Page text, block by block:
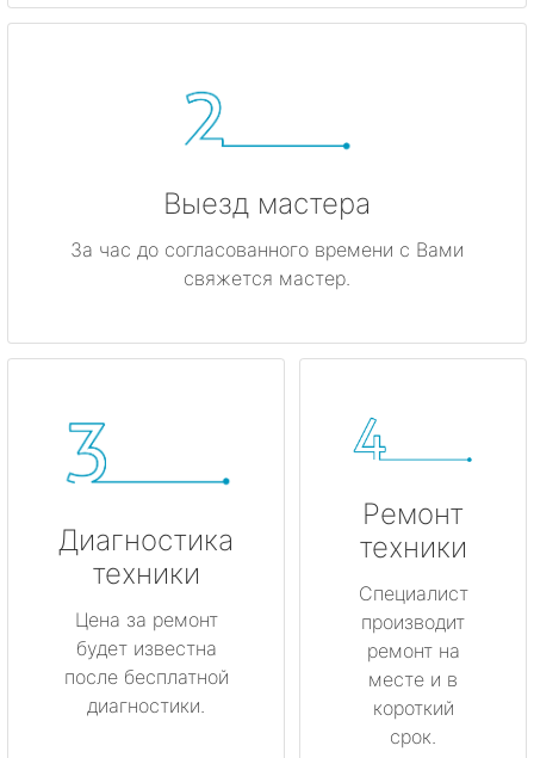
Выезд мастера
За час до согласованного времени с Вами
свяжется мастер.
Диагностика
техники
Цена за ремонт
будет известна
после бесплатной
диагностики.
Ремонт
техники
Специалист
производит
ремонт на
месте и в
короткий
срок.